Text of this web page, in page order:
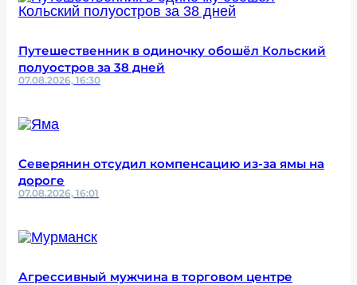
Путешественник в одиночку обошёл Кольский
полуостров за 38 дней
07.08.2026, 16:30
Северянин отсудил компенсацию из-за ямы на
дороге
07.08.2026, 16:01
Агрессивный мужчина в торговом центре